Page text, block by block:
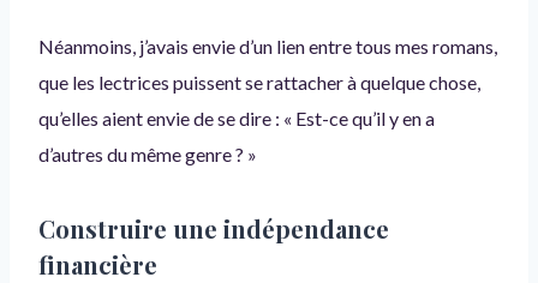
Néanmoins, j’avais envie d’un lien entre tous mes romans,
que les lectrices puissent se rattacher à quelque chose,
qu’elles aient envie de se dire : « Est-ce qu’il y en a
d’autres du même genre ? »
Construire une indépendance
financière